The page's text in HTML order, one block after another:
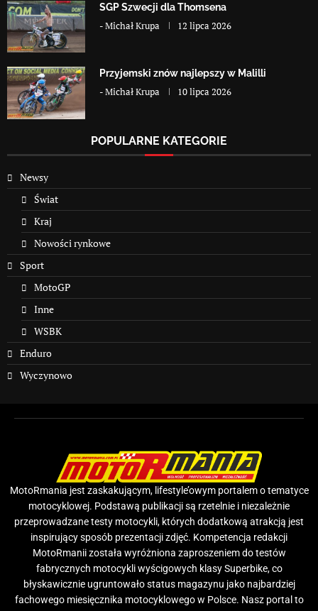
SGP Szwecji dla Thomsena
-Michał Krupa 12 lipca 2026
Przyjemski znów najlepszy w Malilli
-Michał Krupa 10 lipca 2026
POPULARNE KATEGORIE
Newsy
Świat
Kraj
Nowości rynkowe
Sport
MotoGP
Inne
WSBK
Enduro
Wyczynowo
MotoRmania jest zaskakującym, lifestyle’owym portalem o tematyce
motocyklowej. Podstawą publikacji są rzetelnie i niezależnie
przeprowadzane testy motocykli, których dodatkową atrakcją jest
inspirujący sposób prezentacji zdjęć. Kompetencja redakcji
MotoRmanii została wyróżniona zaproszeniem do testów
fabrycznych motocykli wyścigowych klasy Superbike, co
błyskawicznie ugruntowało status magazynu jako najbardziej
fachowego miesięcznika motocyklowego w Polsce. Nasz portal to